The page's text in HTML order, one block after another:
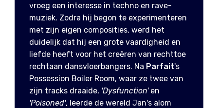
vroeg een interesse in techno en rave-
muziek. Zodra hij begon te experimenteren
met zijn eigen composities, werd het
duidelijk dat hij een grote vaardigheid en
liefde heeft voor het creëren van rechttoe
rechtaan dansvloerbangers. Na Parfait's
Possession Boiler Room, waar ze twee van
zijn tracks draaide, 'Dysfunction'en
'Poisoned', leerde de wereld Jan's alom